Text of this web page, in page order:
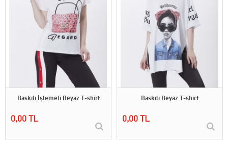
Baskılı İşlemeli Beyaz T-shirt
0,00 TL
Baskılı Beyaz T-shirt
0,00 TL